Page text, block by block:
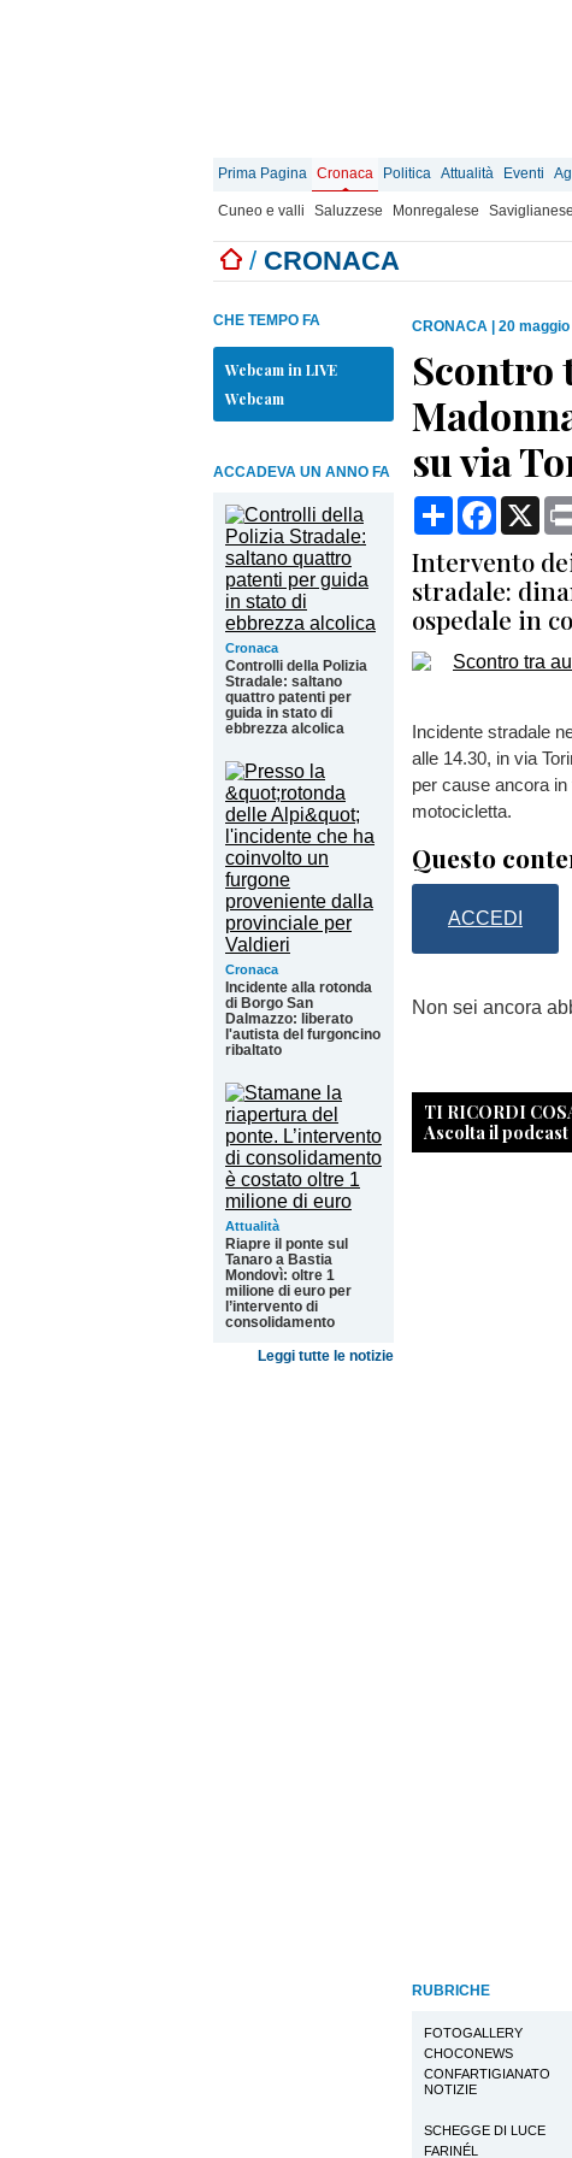
Prima Pagina Cronaca Politica Attualità Eventi
Cuneo e valli Saluzzese Monregalese Saviglianese
/ CRONACA
CHE TEMPO FA
Webcam in LIVE
Webcam
ACCADEVA UN ANNO FA
Cronaca
Controlli della Polizia
Stradale: saltano
quattro patenti per
guida in stato di
ebbrezza alcolica
Cronaca
Incidente alla rotonda
di Borgo San
Dalmazzo: liberato
l'autista del furgoncino
ribaltato
Attualità
Riapre il ponte sul
Tanaro a Bastia
Mondovì: oltre 1
milione di euro per
l’intervento di
consolidamento
Leggi tutte le notizie
CRONACA 20
Scontro
su via
Condividi X
Intervento
stradale:
ospedale in
Incidente stradale
alle 14.30, in via
per cause ancora
motocicletta.
Questo
ACCEDI
Non sei ancora
TI RICORDI
Ascolta il
RUBRICHE
FOTOGALLERY
CHOCONEWS
CONFARTIGIANATO
NOTIZIE
SCHEGGE DI LUCE
FARINÉL